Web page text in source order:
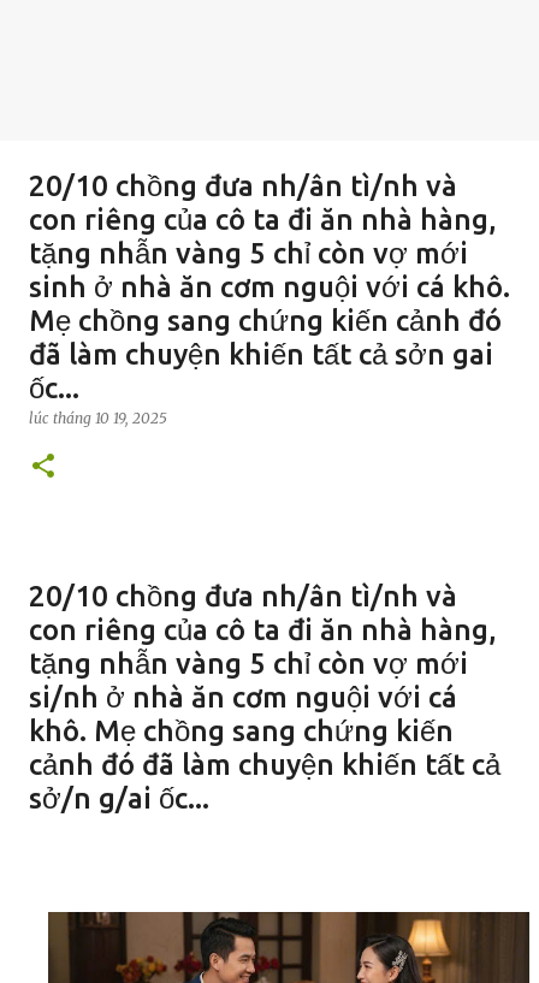
20/10 chồng đưa nh/ân tì/nh và
con riêng của cô ta đi ăn nhà hàng,
tặng nhẫn vàng 5 chỉ còn vợ mới
sinh ở nhà ăn cơm nguội với cá khô.
Mẹ chồng sang chứng kiến cảnh đó
đã làm chuyện khiến tất cả sởn gai
ốc...
lúc tháng 10 19, 2025
20/10 chồng đưa nh/ân tì/nh và
con riêng của cô ta đi ăn nhà hàng,
tặng nhẫn vàng 5 chỉ còn vợ mới
si/nh ở nhà ăn cơm nguội với cá
khô. Mẹ chồng sang chứng kiến
cảnh đó đã làm chuyện khiến tất cả
sở/n g/ai ốc...